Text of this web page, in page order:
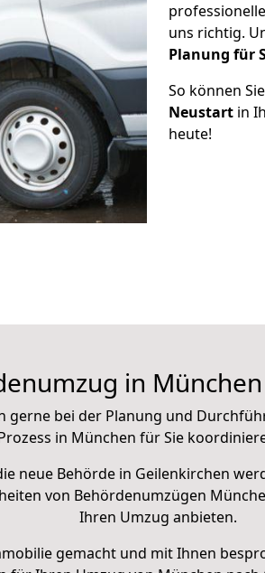
uns richtig.
Planung für
So können
Neustart in
heute!
in
gerne bei der Planung und
in München für Sie
neue Behörde in Geilenkirchen
von Behördenumzügen
Ihren Umzug anbieten.
gemacht und mit Ihnen